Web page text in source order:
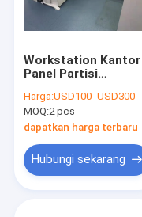
Workstation Kantor
Panel Partisi
Kabinet Baja Dengan
Tempat Tidur Lipat
Harga:USD100- USD300
MOQ:2 pcs
dapatkan harga terbaru
Hubungi sekarang